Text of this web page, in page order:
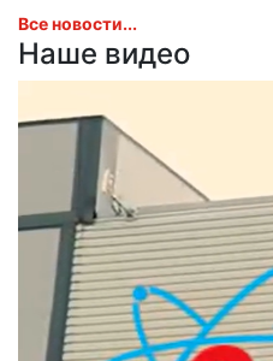
Все новости...
Наше видео